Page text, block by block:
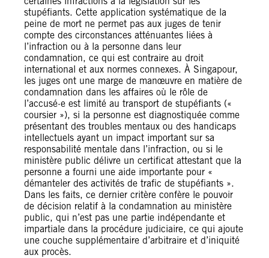
stupéfiants. Cette application systématique de la
peine de mort ne permet pas aux juges de tenir
compte des circonstances atténuantes liées à
l’infraction ou à la personne dans leur
condamnation, ce qui est contraire au droit
international et aux normes connexes. À Singapour,
les juges ont une marge de manœuvre en matière de
condamnation dans les affaires où le rôle de
l’accusé·e est limité au transport de stupéfiants («
coursier »), si la personne est diagnostiquée comme
présentant des troubles mentaux ou des handicaps
intellectuels ayant un impact important sur sa
responsabilité mentale dans l’infraction, ou si le
ministère public délivre un certificat attestant que la
personne a fourni une aide importante pour «
démanteler des activités de trafic de stupéfiants ».
Dans les faits, ce dernier critère confère le pouvoir
de décision relatif à la condamnation au ministère
public, qui n’est pas une partie indépendante et
impartiale dans la procédure judiciaire, ce qui ajoute
une couche supplémentaire d’arbitraire et d’iniquité
aux procès.